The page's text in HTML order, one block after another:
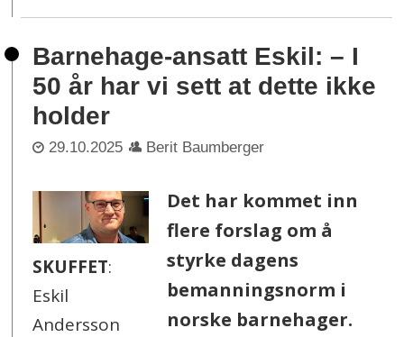
Barnehage-ansatt Eskil: – I
50 år har vi sett at dette ikke
holder
29.10.2025 Berit Baumberger
SKUFFET:
Eskil
Andersson
Det har kommet inn
flere forslag om å
styrke dagens
bemanningsnorm i
norske barnehager.